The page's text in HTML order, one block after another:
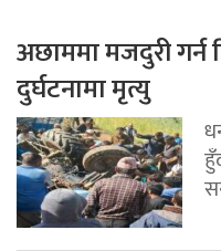
अछाममा मजदुरी गर्न
दुर्घटनामा मृत्यु